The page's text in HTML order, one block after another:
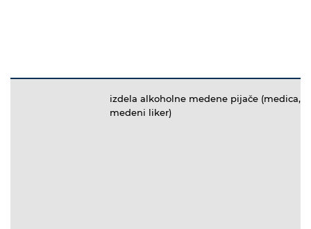
izdela alkoholne medene pijače (medica,
medeni liker)